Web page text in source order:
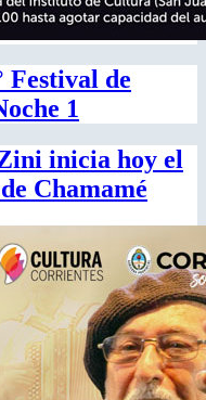
Festival de
1
inicia hoy el
Chamamé